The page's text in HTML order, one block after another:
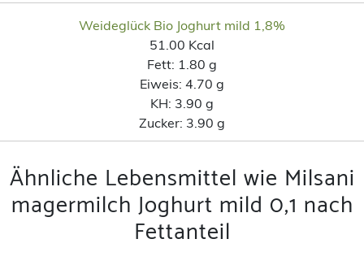
Weideglück Bio Joghurt mild 1,8%
51.00 Kcal
Fett: 1.80 g
Eiweis: 4.70 g
KH: 3.90 g
Zucker: 3.90 g
Ähnliche Lebensmittel wie Milsani
magermilch Joghurt mild 0,1 nach
Fettanteil